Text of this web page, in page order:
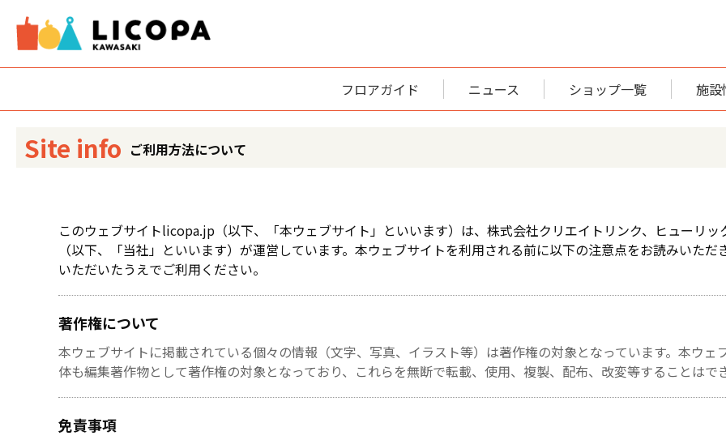
フロアガイド ニュース ショップ一覧 施設
Site info ご利用方法について
このウェブサイトlicopa.jp（以下、「本ウェブサイト」といいます）は、株式会社クリエイトリンク、ヒューリッ
（以下、「当社」といいます）が運営しています。本ウェブサイトを利用される前に以下の注意点をお読みいただ
いただいたうえでご利用ください。
著作権について
本ウェブサイトに掲載されている個々の情報（文字、写真、イラスト等）は著作権の対象となっています。本ウェ
体も編集著作物として著作権の対象となっており、これらを無断で転載、使用、複製、配布、改変等することはで
免責事項